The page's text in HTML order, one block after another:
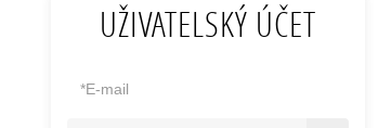
UŽIVATELSKÝ ÚČET